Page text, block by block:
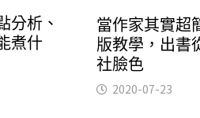
分析、
煮什
當作家其實超
版教學，出書
社臉色
2020-07-23